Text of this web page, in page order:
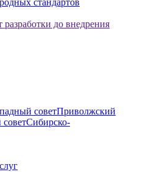
стандартов
до внедрения
советПриволжский
советСибирско-